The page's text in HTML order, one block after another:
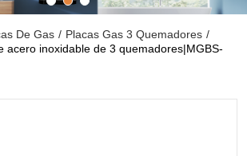
De Gas / Placas Gas 3 Quemadores /
acero inoxidable de 3 quemadores|MGBS-